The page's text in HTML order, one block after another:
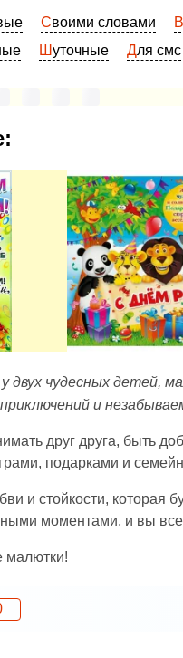
Своими словами
Шуточные Для смс
двух чудесных детей,
и
друг друга, быть
подарками и
и стойкости, которая
моментами, и вы